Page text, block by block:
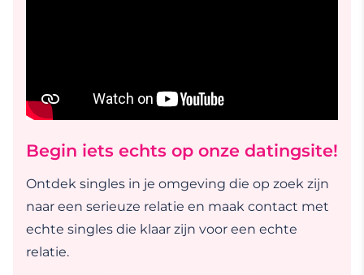
Begin iets echts op onze datingsite!
Ontdek singles in je omgeving die op zoek zijn
naar een serieuze relatie en maak contact met
echte singles die klaar zijn voor een echte
relatie.